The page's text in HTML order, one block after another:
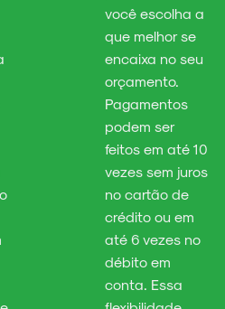
você escolha a
que melhor se
encaixa no seu
orçamento.
Pagamentos
podem ser
feitos em até 10
vezes sem juros
no cartão de
crédito ou em
até 6 vezes no
débito em
conta. Essa